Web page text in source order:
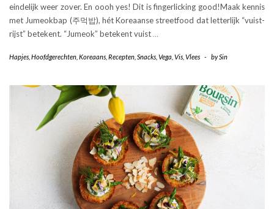
eindelijk weer zover. En oooh yes! Dit is fingerlicking good!Maak kennis
met Jumeokbap (주먹밥), hét Koreaanse streetfood dat letterlijk “vuist-
rijst” betekent. “Jumeok” betekent vuist …
Hapjes Hoofdgerechten Koreaans Recepten Snacks Vega Vis Vlees - bySin